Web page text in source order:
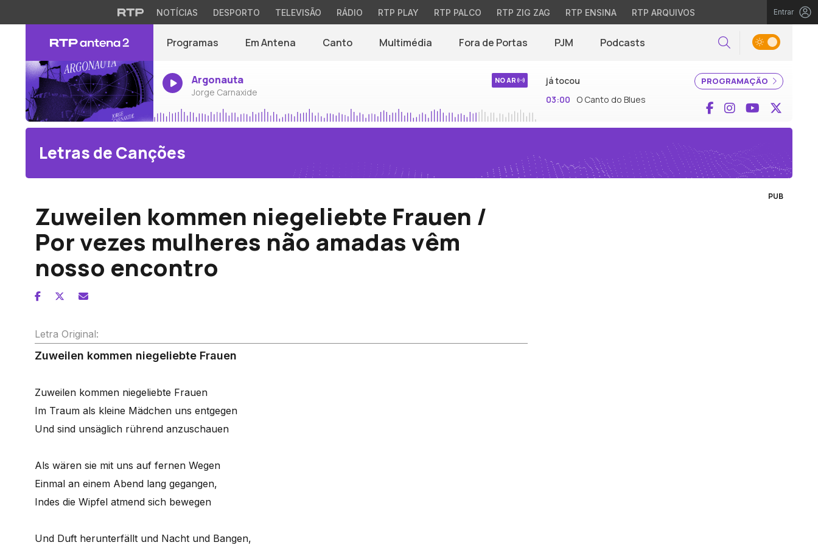
NOTÍCIAS DESPORTO TELEVISÃO RÁDIO RTP PLAY RTP PALCO RTP ZIG ZAG RTP ENSINA RTP ARQUIVOS Entrar
Programas Em Antena Canto Multimédia Fora de Portas PJM Podcasts Pesquisar
Argonauta
Jorge Carnaxide
NO AR PROGRAMAÇÃO
já tocou
03:00
O Canto do Blues Facebook
InstagramYouTube
Letras de Canções
Zuweilen kommen niegeliebte Frauen /
Por vezes mulheres não amadas vêm
nosso encontro
Letra Original:
Zuweilen kommen niegeliebte Frauen
Zuweilen kommen niegeliebte Frauen
Im Traum als kleine Mädchen uns entgegen
Und sind unsäglich rührend anzuschauen
Als wären sie mit uns auf fernen Wegen
Einmal an einem Abend lang gegangen,
Indes die Wipfel atmend sich bewegen
Und Duft herunterfällt und Nacht und Bangen,
PUB